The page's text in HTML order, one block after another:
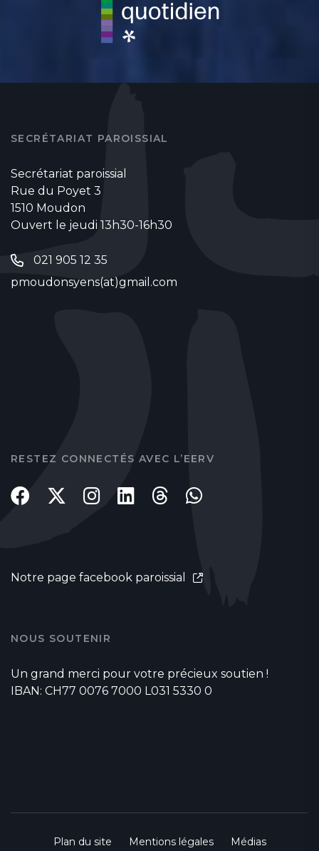
SECRÉTARIAT PAROISSIAL
Secrétariat paroissial
Rue du Poyet 3
1510 Moudon
Ouvert le jeudi 13h30-16h30
021 905 12 35
pmoudonsyens(at)gmail.com
RESTEZ CONNECTÉS AVEC L’EERV
Notre page facebook paroissial
NOUS SOUTENIR
Un grand merci pour votre précieux soutien !
IBAN: CH77 0076 7000 L031 5330 0
Plan du site Mentions légales
Médias